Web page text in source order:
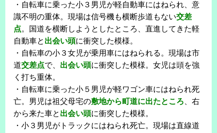
・自転車に乗った小３男児が軽自動車にはねられ、意
識不明の重体。現場は信号機も横断歩道もない交差
点。国道を横断しようとしたところ、直進してきた軽
自動車と 出会い頭に衝突した模様。
・自転車の小３女児が乗用車にはねられる。現場は市
道交差点で、 出会い頭に衝突した模様。女児は頭を強
く打ち重体。
・自転車に乗った小５男児が軽ワゴン車にはねられ死
亡。男児は祖父母宅の敷地から町道に出たところ、右
から来た車と 出会い頭に衝突した模様。
・小３男児がトラックにはねられ死亡。現場は直線道